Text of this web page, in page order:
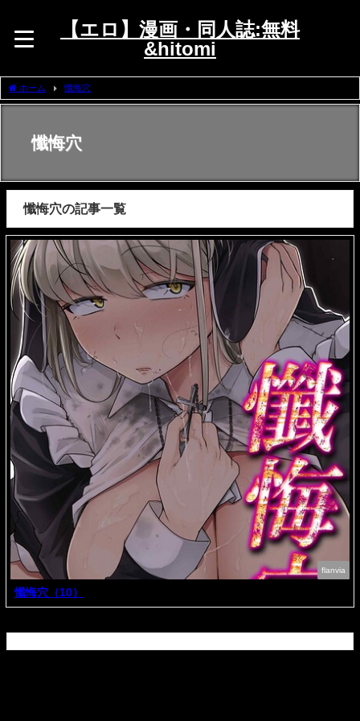
【エロ】漫画・同人誌:無料
&hitomi
ホーム 懺悔穴
懺悔穴
懺悔穴の記事一覧
flanvia
懺悔穴（10）